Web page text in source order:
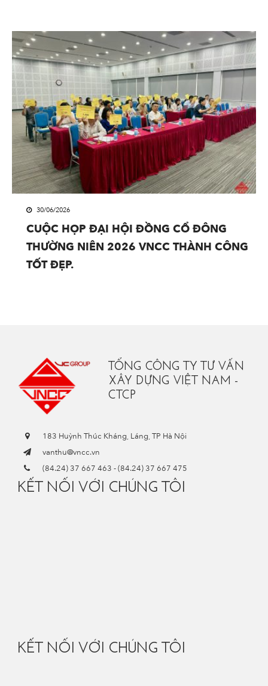
30/06/2026
CUỘC HỌP ĐẠI HỘI ĐỒNG CỔ ĐÔNG
THƯỜNG NIÊN 2026 VNCC THÀNH CÔNG
TỐT ĐẸP.
TỔNG CÔNG TY TƯ VẤN
XÂY DỰNG VIỆT NAM -
CTCP
183 Huỳnh Thúc Kháng, Láng, TP Hà Nội
vanthu@vncc.vn
(84.24) 37 667 463 -(84.24) 37 667 475
KẾT NỐI VỚI CHÚNG TÔI
KẾT NỐI VỚI CHÚNG TÔI